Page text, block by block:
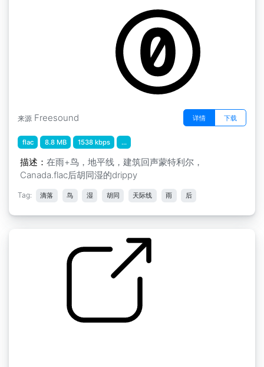
来源 Freesound 详情 下载
flac 8.8 MB 1538 kbps ...
描述： 在雨+鸟，地平线，建筑回声蒙特利尔，
Canada.flac后胡同湿的drippy
Tag: 滴落 鸟 湿 胡同 天际线 雨 后